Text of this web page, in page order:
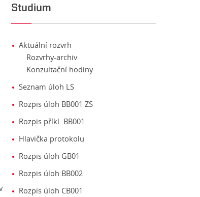
Studium
Aktuální rozvrh
Rozvrhy-archiv
Konzultační hodiny
Seznam úloh LS
Rozpis úloh BB001 ZS
Rozpis příkl. BB001
Hlavička protokolu
Rozpis úloh GB01
Rozpis úloh BB002
Rozpis úloh CB001